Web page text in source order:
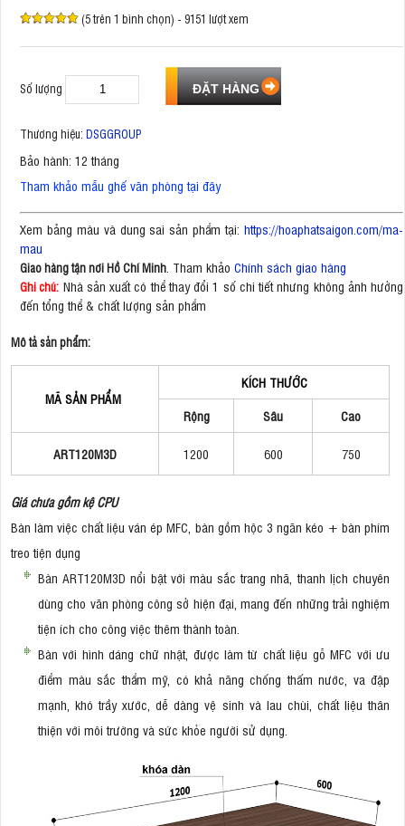
(5 trên 1 bình chọn) - 9151 lượt xem
Số lượng
Thương hiệu: DSGGROUP
Bảo hành: 12 tháng
Tham khảo mẫu ghế văn phòng tại đây
Xem bảng màu và dung sai sản phẩm tại: https://hoaphatsaigon.com/ma-
mau
Giao hàng tận nơi Hồ Chí Minh . Tham khảo Chính sách giao hàng
Ghi chú: Nhà sản xuất có thể thay đổi 1 số chi tiết nhưng không ảnh hưởng
đến tổng thể & chất lượng sản phẩm
Mô tả sản phẩm:
MÃ SẢN PHẨM
KÍCH THƯỚC
Rộng
Sâu Cao
ART120M3D 1200 600 750
Giá chưa gồm kệ CPU
Bàn làm việc chất liệu ván ép MFC, bàn gồm hộc 3 ngăn kéo + bàn phím
treo tiện dụng
Bàn ART120M3D nổi bật với màu sắc trang nhã, thanh lịch chuyên
dùng cho văn phòng công sở hiện đại, mang đến những trải nghiệm
tiện ích cho công việc thêm thành toàn.
Bàn với hình dáng chữ nhật, được làm từ chất liệu gỗ MFC với ưu
điểm màu sắc thẩm mỹ, có khả năng chống thấm nước, va đập
mạnh, khó trầy xước, dễ dàng vệ sinh và lau chùi, chất liệu thân
thiện với môi trường và sức khỏe người sử dụng.